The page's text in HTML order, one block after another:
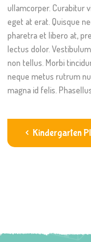
ullamcorper. Curabitur
eget at erat. Quisque
pharetra et libero at,
lectus dolor.
non tellus. Morbi
neque metus rutrum
magna id felis.
Kindergarten